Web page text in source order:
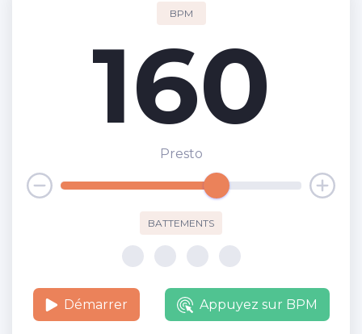
BPM
160
Presto
BATTEMENTS
Démarrer Appuyez sur BPM